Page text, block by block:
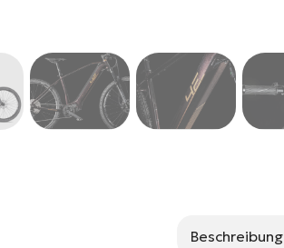
Beschreibung